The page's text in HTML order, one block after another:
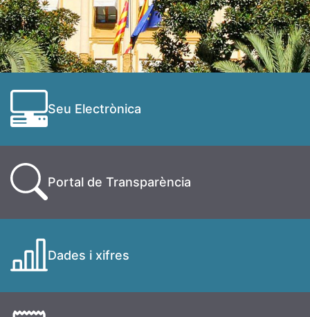
Seu Electrònica
Portal de Transparència
Dades i xifres